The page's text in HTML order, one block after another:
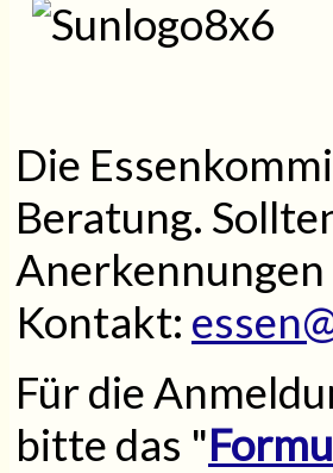
Die
Beratung.
Kontakt:
Für die
bitte das "